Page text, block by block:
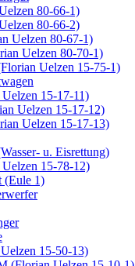
80-66-1)
80-66-2)
Uelzen 80-67-1)
Uelzen 80-70-1)
Uelzen 15-75-1)
15-17-11)
Uelzen 15-17-12)
Uelzen 15-17-13)
u. Eisrettung)
15-78-12)
(Eule 1)
15-50-13)